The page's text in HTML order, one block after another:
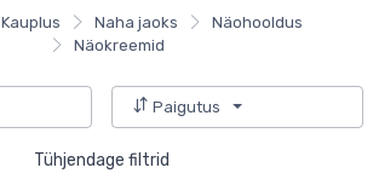
Kauplus Naha jaoks
Näohooldus
Näokreemid
Paigutus
Tühjendage filtrid